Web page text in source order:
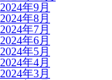
2024年9月
2024年8月
2024年7月
2024年6月
2024年5月
2024年4月
2024年3月